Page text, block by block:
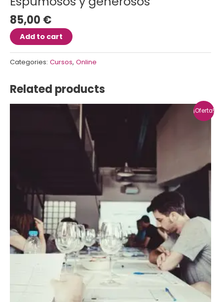
85,00 €
Add to cart
Categories: Cursos, Online
Related products
¡Oferta!